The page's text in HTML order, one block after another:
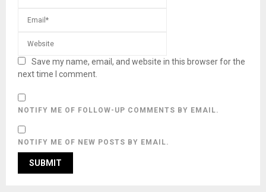
Save my name, email, and website in this browser for the
next time I comment.
NOTIFY ME OF FOLLOW-UP COMMENTS BY EMAIL.
NOTIFY ME OF NEW POSTS BY EMAIL.